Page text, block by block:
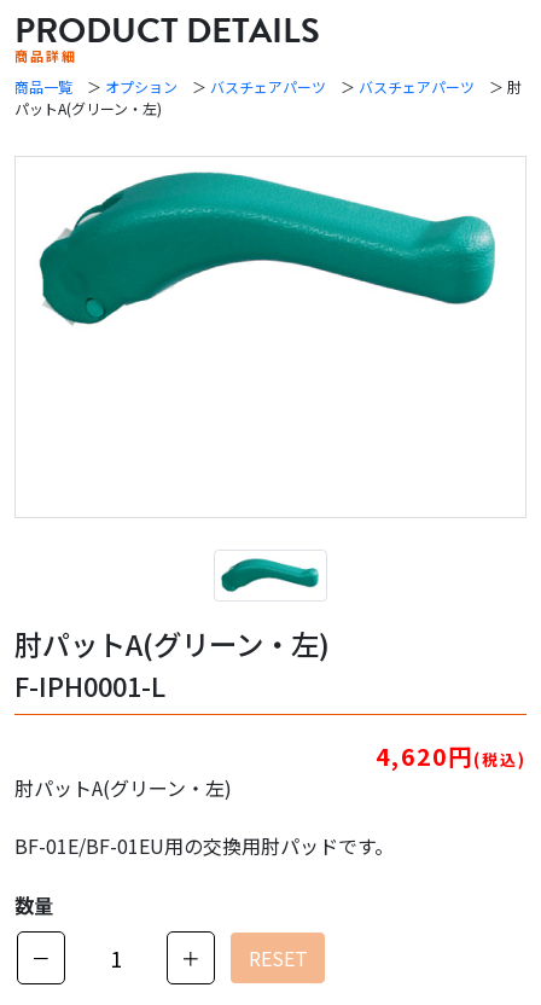
PRODUCT DETAILS
商品詳細
商品一覧 ＞ オプション ＞ バスチェアパーツ ＞ バスチェアパーツ ＞ 肘
パットA(グリーン・左)
肘パットA(グリーン・左)
F-IPH0001-L
4,620円(税込)
肘パットA(グリーン・左)
BF-01E/BF-01EU用の交換用肘パッドです。
数量
－
＋ RESET